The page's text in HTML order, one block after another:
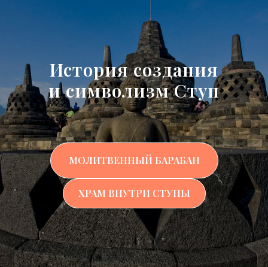
История создания
и символизм Ступ
МОЛИТВЕННЫЙ БАРАБАН
ХРАМ ВНУТРИ СТУПЫ